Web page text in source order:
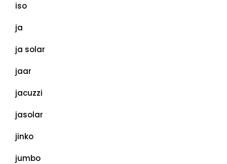
iso
ja
ja solar
jaar
jacuzzi
jasolar
jinko
jumbo